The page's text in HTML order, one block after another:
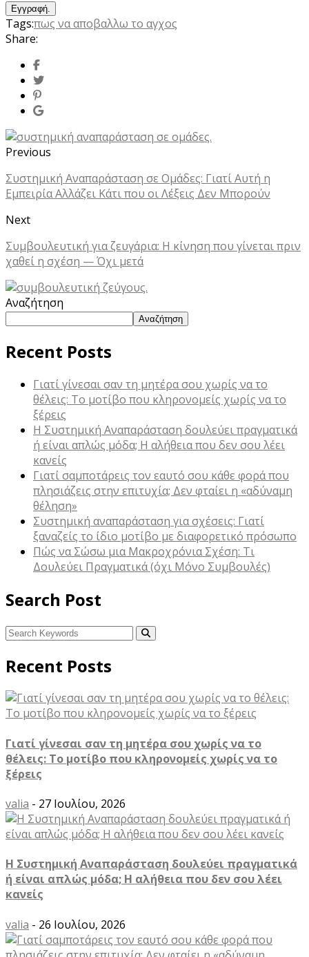
Tags:πως να αποβαλλω το αγχος
Share:
Previous
Συστημική Αναπαράσταση σε Ομάδες: Γιατί Αυτή η
Εμπειρία Αλλάζει Κάτι που οι Λέξεις Δεν Μπορούν
Next
Συμβουλευτική για ζευγάρια: Η κίνηση που γίνεται πριν
χαθεί η σχέση — Όχι μετά
Αναζήτηση
Αναζήτηση
Recent Posts
Γιατί γίνεσαι σαν τη μητέρα σου χωρίς να το
θέλεις: Το μοτίβο που κληρονομείς χωρίς να το
ξέρεις
Η Συστημική Αναπαράσταση δουλεύει πραγματικά
ή είναι απλώς μόδα; Η αλήθεια που δεν σου λέει
κανείς
Γιατί σαμποτάρεις τον εαυτό σου κάθε φορά που
πλησιάζεις στην επιτυχία; Δεν φταίει η «αδύναμη
θέληση»
Συστημική αναπαράσταση για σχέσεις: Γιατί
ξαναζείς το ίδιο μοτίβο με διαφορετικό πρόσωπο
Πώς να Σώσω μια Μακροχρόνια Σχέση: Τι
Δουλεύει Πραγματικά (όχι Μόνο Συμβουλές)
Search Post
Recent Posts
Γιατί γίνεσαι σαν τη μητέρα σου χωρίς να το
θέλεις: Το μοτίβο που κληρονομείς χωρίς να το
ξέρεις
valia - 27 Ιουλίου, 2026
Η Συστημική Αναπαράσταση δουλεύει πραγματικά
ή είναι απλώς μόδα; Η αλήθεια που δεν σου λέει
κανείς
valia - 26 Ιουλίου, 2026